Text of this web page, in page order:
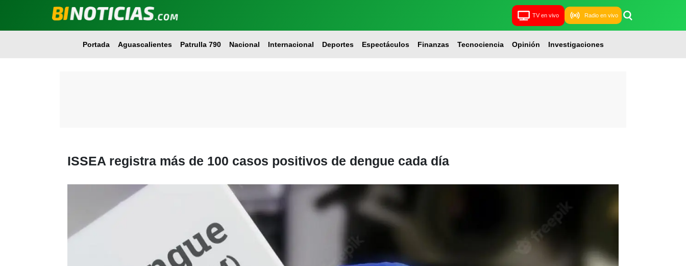
TV en vivo Radio en vivo
Portada Aguascalientes Patrulla 790 Nacional Internacional Deportes Espectáculos Finanzas Tecnociencia Opinión Investigaciones
ISSEA registra más de 100 casos positivos de dengue cada día